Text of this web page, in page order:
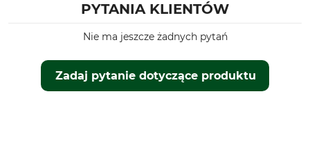
PYTANIA KLIENTÓW
Zadaj pytanie dotyczące produktu
Nie ma jeszcze żadnych pytań